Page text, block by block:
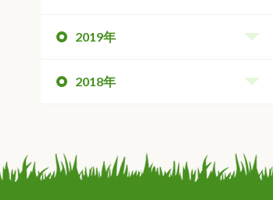
2019年
2018年